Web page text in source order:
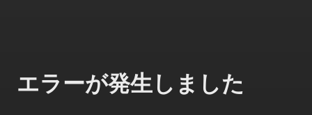
エラーが発生しました